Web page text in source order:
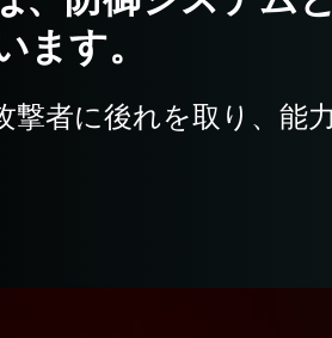
ます。
撃者に後れを取り、能